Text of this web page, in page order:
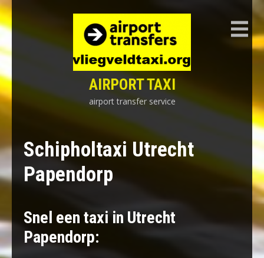
Skip
to
content
AIRPORT TAXI
airport transfer service
Schipholtaxi Utrecht
Papendorp
Snel een taxi in Utrecht
Papendorp: